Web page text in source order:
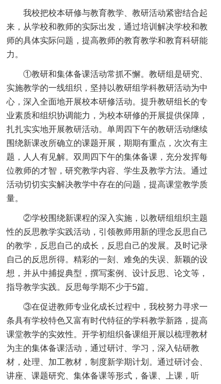
我校把校本研修与教育教学、教研活动紧密结合起
来，从学校和教师的实际出发，通过培训解决学校和教
师的具体实际问题，提高教师的教育教学和教育科研能
力。
①教研和集体备课活动常抓不懈。教研组是研究、
实施教学的一线组织，坚持以教研组学科教研活动为中
心，深入全面地开展校本研修活动。提升教研组长的专
业素质和组织协调能力，为校本研修的开展提供保障，
扎扎实实地开展教研活动。单周四下午的教研活动继续
围绕新课改所确立的课题开展，期期有重点，次次有主
题，人人有见解。双周四下午的集体备课，充分发挥每
位教师的才智，研究教学内容、学生及教学方法。通过
活动切切实实解决教学中存在的问题，提高课堂教学质
量。
②学校围绕新课程的深入实施，以教研组组织主题
性的反思教学实践活动，引领教师用新的理念反思自己
的教学，反思自己的成长，反思自己的发展。及时记录
自己的反思所得。精彩的一刻、难免的失误、新颖的设
想，并从中捕捉典型，撰写案例、设计反思、论文等，
指导教学实践。反思每学期不少于5篇。
③在促进教师专业化成长过程中，我校努力寻求一
条具有学校特色又富有时代特征的学科教学新路，提高
课堂教学的实效性。开学初组织备课组开展以梳理教材
为主的集体备课活动，通过研讨、学习，深入钻研教
材，处理、加工教材，制度新学期计划。通过研讨会、
讲座、课题研究、集体备课等形式，备课、上课，听